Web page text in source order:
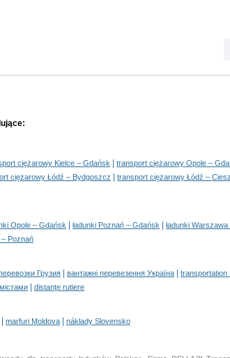
ciężarowy Kielce – Gdańsk transport ciężarowy Opole –
ciężarowy Łódź – Bydgoszcz transport ciężarowy Łódź –
Opole – Gdańsk ładunki Poznań – Gdańsk ładunki
– Poznań
Грузия вантажні перевезення Україна transportation
distanţe rutiere
marfuri Moldova náklady Slovensko